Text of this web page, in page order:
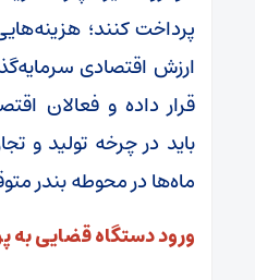
پرداخت کنند؛
ارزش اقتصادی
قرار داده و فعالان
باید در چرخه تولید و
ماه‌ها در محوطه بندر
ورود دستگاه قضایی به